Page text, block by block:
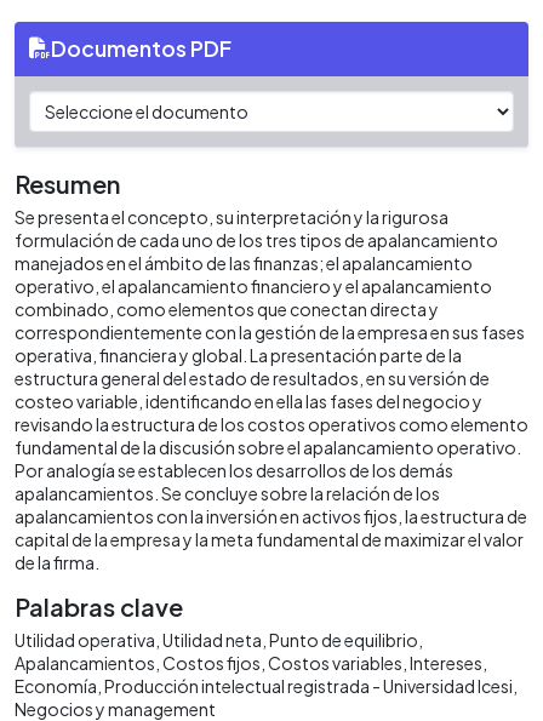
Documentos PDF
Resumen
Se presenta el concepto, su interpretación y la rigurosa
formulación de cada uno de los tres tipos de apalancamiento
manejados en el ámbito de las finanzas; el apalancamiento
operativo, el apalancamiento financiero y el apalancamiento
combinado, como elementos que conectan directa y
correspondientemente con la gestión de la empresa en sus fases
operativa, financiera y global. La presentación parte de la
estructura general del estado de resultados, en su versión de
costeo variable, identificando en ella las fases del negocio y
revisando la estructura de los costos operativos como elemento
fundamental de la discusión sobre el apalancamiento operativo.
Por analogía se establecen los desarrollos de los demás
apalancamientos. Se concluye sobre la relación de los
apalancamientos con la inversión en activos fijos, la estructura de
capital de la empresa y la meta fundamental de maximizar el valor
de la firma.
Palabras clave
Utilidad operativa Utilidad neta Punto de equilibrio
Apalancamientos Costos fijos Costos variables Intereses
Economía Producción intelectual registrada - Universidad Icesi
Negocios y management